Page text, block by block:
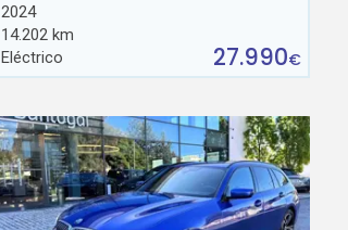
2024
14.202 km
Eléctrico
27.990€